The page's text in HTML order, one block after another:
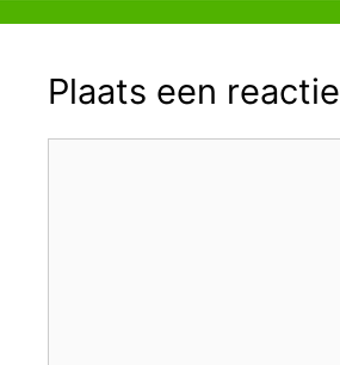
Plaats een reactie